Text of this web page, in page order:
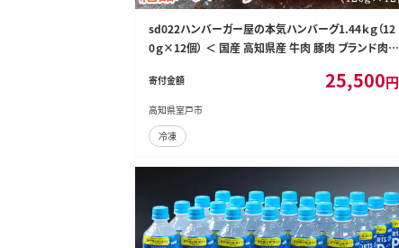
sd022ハンバーガー屋の本気ハンバーグ1.44ｋｇ（12
0ｇ×12個） ＜ 国産 高知県産 牛肉 豚肉 ブランド肉
寄付金額 25,500円
高知県室戸市
冷凍